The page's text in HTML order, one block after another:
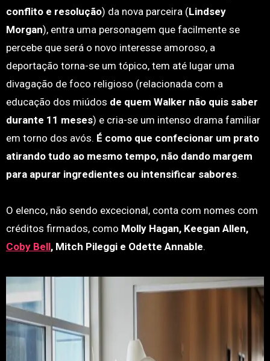
conflito e resolução) da nova parceira (Lindsey
Morgan), entra uma personagem que facilmente se
percebe que será o novo interesse amoroso, a
deportação torna-se um tópico, tem até lugar uma
divagação de foco religioso (relacionada com a
educação dos miúdos de quem Walker não quis saber
durante 11 meses) e cria-se um intenso drama familiar
em torno dos avós. É como que confecionar um prato
atirando tudo ao mesmo tempo, não dando margem
para apurar ingredientes ou intensificar sabores.
O elenco, não sendo excecional, conta com nomes com
créditos firmados, como Molly Hagan, Keegan Allen,
Coby Bell, Mitch Pileggi e Odette Annable.